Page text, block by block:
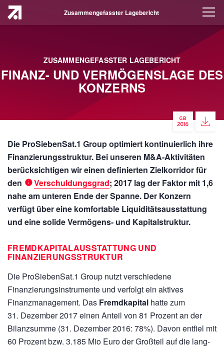
Zusammengefasster Lagebericht
ZUSAMMENGEFASSTER LAGEBERICHT
FINANZ- UND VERMÖGENSLAGE DES
KONZERNS
Die ProSiebenSat.1 Group optimiert kontinuierlich ihre
Finanzierungsstruktur. Bei unseren M&A-Aktivitäten
berücksichtigen wir einen definierten Zielkorridor für
den
Verschuldungsgrad; 2017 lag der Faktor mit 1,6
nahe am unteren Ende der Spanne. Der Konzern
verfügt über eine komfortable Liquiditätsausstattung
und eine solide Vermögens- und Kapitalstruktur.
FREMDKAPITALAUSSTATTUNG UND
FINANZIERUNGSSTRUKTUR
Die ProSiebenSat.1 Group nutzt verschiedene
Finanzierungsinstrumente und verfolgt ein aktives
Finanzmanagement. Das Fremdkapital hatte zum
31. Dezember 2017 einen Anteil von 81 Prozent an der
Bilanzsumme (31. Dezember 2016: 78%). Davon entfiel mit
60 Prozent bzw. 3.185 Mio Euroder Großteil auf die lang-